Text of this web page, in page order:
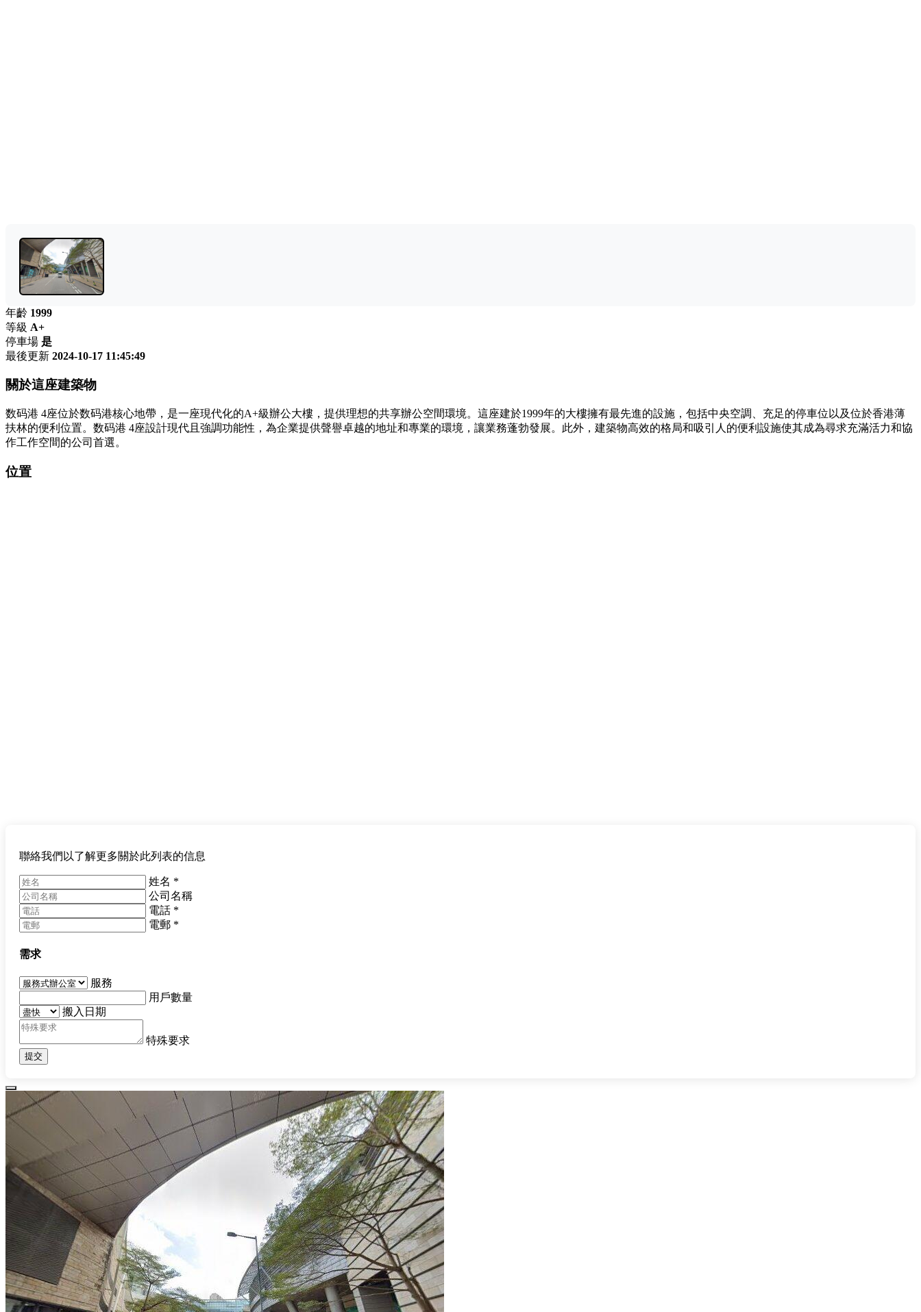
年齡 1999
等級 A+
停車場 是
最後更新 2024-10-17 11:45:49
關於這座建築物
数码港 4座位於数码港核心地帶，是一座現代化的A+級辦公大樓，提供理想的共享辦公空間環境。這座建於1999年的大樓擁有最先進的設施，包括中央空調、充足的停車位以及位於香港薄
扶林的便利位置。数码港 4座設計現代且強調功能性，為企業提供聲譽卓越的地址和專業的環境，讓業務蓬勃發展。此外，建築物高效的格局和吸引人的便利設施使其成為尋求充滿活力和協
作工作空間的公司首選。
位置
聯絡我們以了解更多關於此列表的信息
姓名 *
公司名稱
電話 *
電郵 *
需求
服務
用戶數量
搬入日期
特殊要求
提交